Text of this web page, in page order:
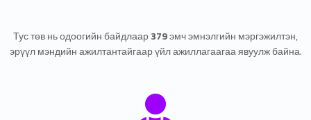
Тус төв нь одоогийн байдлаар379эмч эмнэлгийн мэргэжилтэн,
эрүүл мэндийн ажилтантайгаар үйл ажиллагаагаа явуулж байна.